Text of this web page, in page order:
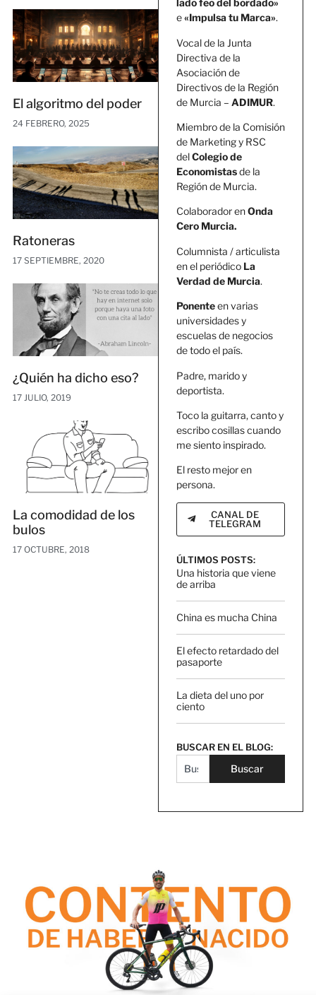
El algoritmo del poder
24 FEBRERO, 2025
Ratoneras
17 SEPTIEMBRE, 2020
¿Quién ha dicho eso?
17 JULIO, 2019
La comodidad de los
bulos
17 OCTUBRE, 2018
lado feo del bordado»
e«Impulsa tu Marca».
Vocal de la Junta
Directiva de la
Asociación de
Directivos de la Región
de Murcia – ADIMUR.
Miembro de la Comisión
de Marketing y RSC
delColegio de
Economistasde la
Región de Murcia.
Colaborador enOnda
Cero Murcia.
Columnista / articulista
en el periódico La
Verdad de Murcia.
Ponenteen varias
universidades y
escuelas de negocios
de todo el país.
Padre, marido y
deportista.
Toco la guitarra, canto y
escribo cosillas cuando
me siento inspirado.
El resto mejor en
persona.
CANAL DE
TELEGRAM
ÚLTIMOS POSTS:
Una historia que viene
de arriba
China es mucha China
El efecto retardado del
pasaporte
La dieta del uno por
ciento
BUSCAR EN EL BLOG:
Buscar